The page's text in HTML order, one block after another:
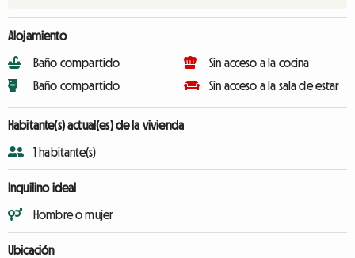
Alojamiento
Baño compartido
Baño compartido
Sin acceso a la cocina
Sin acceso a la sala de estar
Habitante(s) actual(es) de la vivienda
1 habitante(s)
Inquilino ideal
Hombre o mujer
Ubicación